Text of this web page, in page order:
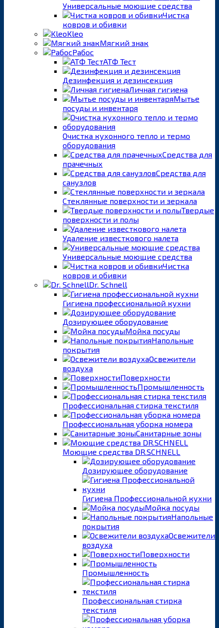
Универсальные моющие средства
Чистка
ковров и обивки
Kleo
Мягкий знак
Рабос
АТФ Тест
Дезинфекция и дезинсекция
Личная гигиена
Мытье
посуды и инвентаря
Очистка кухонного тепло и термо
оборудования
Средства для
прачечных
Средства для
санузлов
Стеклянные поверхности и зеркала
Твердые
поверхности и полы
Удаление известкового налета
Универсальные моющие средства
Чистка
ковров и обивки
Dr. Schnell
Гигиена профессиональной кухни
Дозирующее оборудование
Мойка посуды
Напольные
покрытия
Освежители
воздуха
Поверхности
Промышленность
Профессиональная стирка текстиля
Профессиональная уборка номера
Санитарные зоны
Моющие средства DR.SCHNELL
Дозирующее оборудование
Гигиена Профессиональной кухни
Мойка посуды
Напольные
покрытия
Освежители
воздуха
Поверхности
Промышленность
Профессиональная стирка
текстиля